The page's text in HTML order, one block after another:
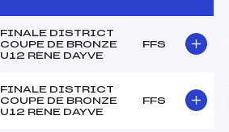
FINALE DISTRICT
COUPE DE BRONZE
U12 RENE DAYVE
FFS
FINALE DISTRICT
COUPE DE BRONZE
U12 RENE DAYVE
FFS